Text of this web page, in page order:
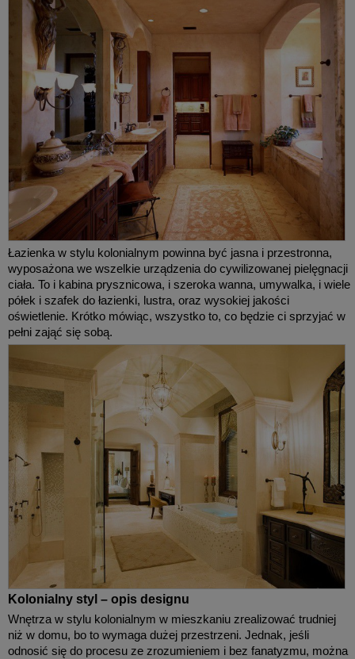
Łazienka w stylu kolonialnym powinna być jasna i przestronna,
wyposażona we wszelkie urządzenia do cywilizowanej pielęgnacji
ciała. To i kabina prysznicowa, i szeroka wanna, umywalka, i wiele
półek i szafek do łazienki, lustra, oraz wysokiej jakości
oświetlenie. Krótko mówiąc, wszystko to, co będzie ci sprzyjać w
pełni zająć się sobą.
Kolonialny styl – opis designu
Wnętrza w stylu kolonialnym w mieszkaniu zrealizować trudniej
niż w domu, bo to wymaga dużej przestrzeni. Jednak, jeśli
odnosić się do procesu ze zrozumieniem i bez fanatyzmu, można